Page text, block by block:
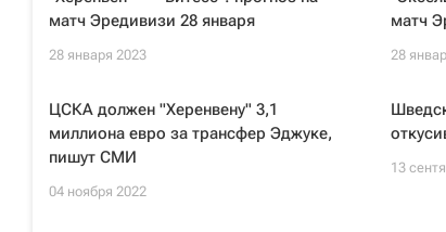
матч Эредивизи 28 января
28 января 2023
матч
28
ЦСКА должен "Херенвену" 3,1
миллиона евро за трансфер Эджуке,
пишут СМИ
04 ноября 2022
13